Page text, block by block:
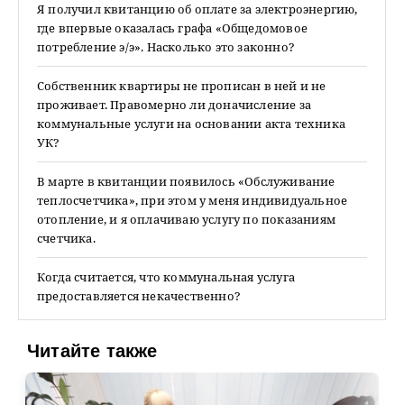
Я получил квитанцию об оплате за электроэнергию,
где впервые оказалась графа «Общедомовое
потребление э/э». Насколько это законно?
Собственник квартиры не прописан в ней и не
проживает. Правомерно ли доначисление за
коммунальные услуги на основании акта техника
УК?
В марте в квитанции появилось «Обслуживание
теплосчетчика», при этом у меня индивидуальное
отопление, и я оплачиваю услугу по показаниям
счетчика.
Когда считается, что коммунальная услуга
предоставляется некачественно?
Читайте также